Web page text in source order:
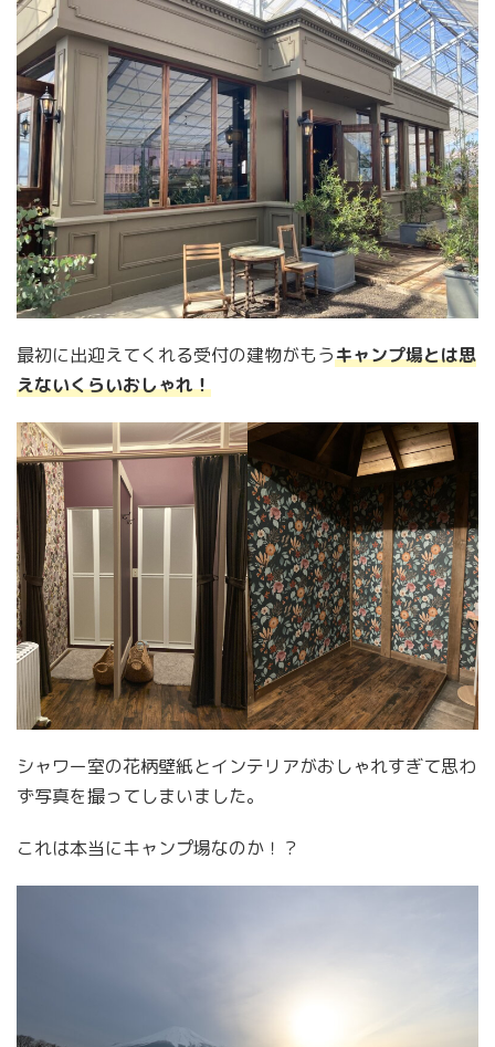
最初に出迎えてくれる受付の建物がもうキャンプ場とは思
えないくらいおしゃれ！
シャワー室の花柄壁紙とインテリアがおしゃれすぎて思わ
ず写真を撮ってしまいました。
これは本当にキャンプ場なのか！？